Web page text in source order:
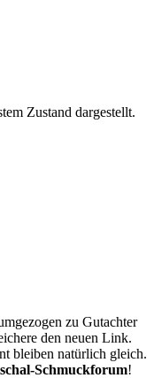
Zustand dargestellt.
zu Gutachter
den neuen Link.
bleiben natürlich gleich.
Schmuckforum!